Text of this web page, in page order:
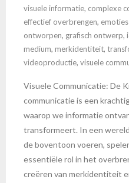
visuele informatie, complexe
effectief overbrengen,
ontworpen, grafisch ontwerp,
medium, merkidentiteit,
videoproductie, visuele
Visuele Communicatie: De
communicatie is een
waarop we informatie
transformeert. In een
de boventoon voeren,
essentiële rol in het
creëren van merkidentiteit